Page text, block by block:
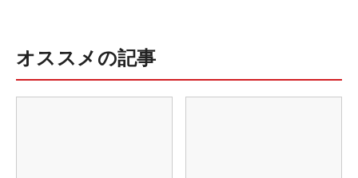
オススメの記事